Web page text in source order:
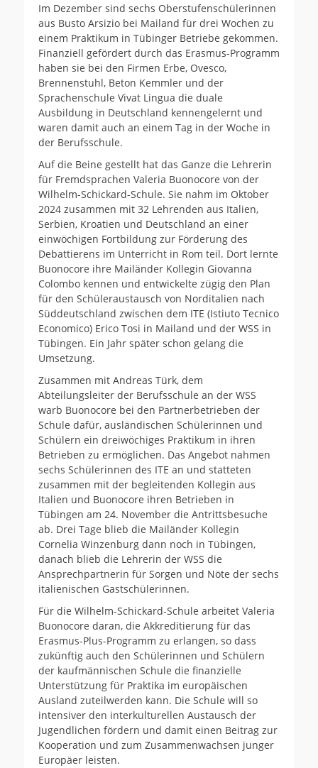
Im Dezember sind sechs Oberstufenschülerinnen
aus Busto Arsizio bei Mailand für drei Wochen zu
einem Praktikum in Tübinger Betriebe gekommen.
Finanziell gefördert durch das Erasmus-Programm
haben sie bei den Firmen Erbe, Ovesco,
Brennenstuhl, Beton Kemmler und der
Sprachenschule Vivat Lingua die duale
Ausbildung in Deutschland kennengelernt und
waren damit auch an einem Tag in der Woche in
der Berufsschule.
Auf die Beine gestellt hat das Ganze die Lehrerin
für Fremdsprachen Valeria Buonocore von der
Wilhelm-Schickard-Schule. Sie nahm im Oktober
2024 zusammen mit 32 Lehrenden aus Italien,
Serbien, Kroatien und Deutschland an einer
einwöchigen Fortbildung zur Förderung des
Debattierens im Unterricht in Rom teil. Dort lernte
Buonocore ihre Mailänder Kollegin Giovanna
Colombo kennen und entwickelte zügig den Plan
für den Schüleraustausch von Norditalien nach
Süddeutschland zwischen dem ITE (Istiuto Tecnico
Economico) Erico Tosi in Mailand und der WSS in
Tübingen. Ein Jahr später schon gelang die
Umsetzung.
Zusammen mit Andreas Türk, dem
Abteilungsleiter der Berufsschule an der WSS
warb Buonocore bei den Partnerbetrieben der
Schule dafür, ausländischen Schülerinnen und
Schülern ein dreiwöchiges Praktikum in ihren
Betrieben zu ermöglichen. Das Angebot nahmen
sechs Schülerinnen des ITE an und statteten
zusammen mit der begleitenden Kollegin aus
Italien und Buonocore ihren Betrieben in
Tübingen am 24. November die Antrittsbesuche
ab. Drei Tage blieb die Mailänder Kollegin
Cornelia Winzenburg dann noch in Tübingen,
danach blieb die Lehrerin der WSS die
Ansprechpartnerin für Sorgen und Nöte der sechs
italienischen Gastschülerinnen.
Für die Wilhelm-Schickard-Schule arbeitet Valeria
Buonocore daran, die Akkreditierung für das
Erasmus-Plus-Programm zu erlangen, so dass
zukünftig auch den Schülerinnen und Schülern
der kaufmännischen Schule die finanzielle
Unterstützung für Praktika im europäischen
Ausland zuteilwerden kann. Die Schule will so
intensiver den interkulturellen Austausch der
Jugendlichen fördern und damit einen Beitrag zur
Kooperation und zum Zusammenwachsen junger
Europäer leisten.